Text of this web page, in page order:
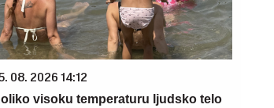
08. 2026 14:12
visoku temperaturu ljudsko telo